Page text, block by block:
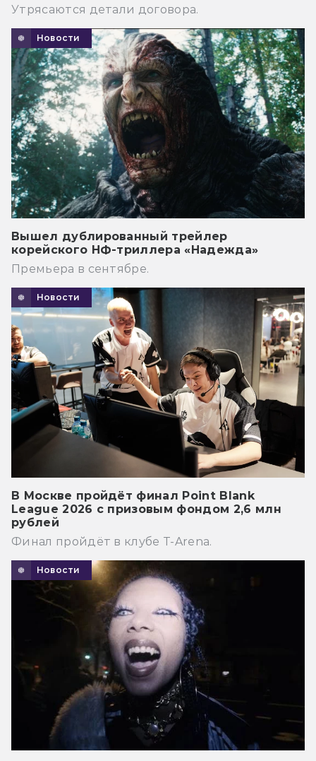
Утрясаются детали договора.
Новости
Вышел дублированный трейлер
корейского НФ-триллера «Надежда»
Премьера в сентябре.
Новости
В Москве пройдёт финал Point Blank
League 2026 с призовым фондом 2,6 млн
рублей
Финал пройдёт в клубе T-Arena.
Новости